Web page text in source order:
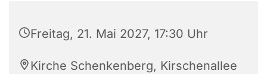
Freitag, 21. Mai 2027, 17:30 Uhr
Kirche Schenkenberg, Kirschenallee